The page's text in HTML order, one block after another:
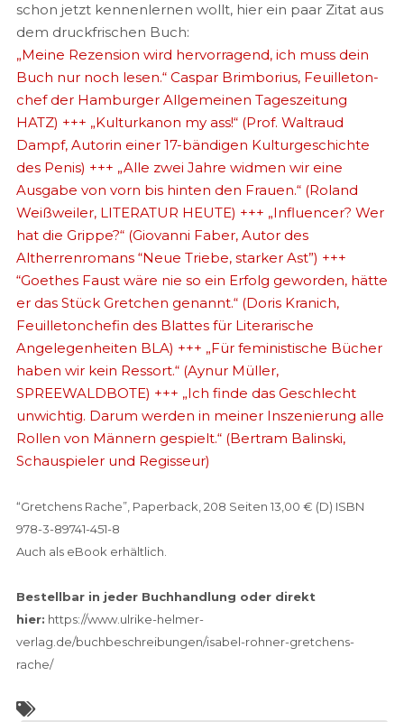
schon jetzt kennenlernen wollt, hier ein paar Zitat aus
dem druckfrischen Buch:
„Meine Rezension wird hervorragend, ich muss dein
Buch nur noch lesen.“ Caspar Brimborius, Feuilleton­
chef der Hamburger Allgemeinen Tageszeitung
HATZ) +++ „Kulturkanon my ass!“(Prof. Waltraud
Dampf, Autorin einer 17-bändigen Kulturgeschichte
des Penis) +++ „Alle zwei Jahre widmen wir eine
Ausgabe von vorn bis hinten den Frauen.“ (Roland
Weißweiler, LITERATUR HEUTE) +++ „Influencer? Wer
hat die Grippe?“ (Giovanni Faber, Autor des
Altherrenromans “Neue Triebe, starker Ast”) +++
“Goethes Faust wäre nie so ein Erfolg geworden, hätte
er das Stück Gretchen genannt.“ (Doris Kranich,
Feuilletonchefin des Blattes für Literarische
Angelegenheiten BLA) +++ „Für feministische Bücher
haben wir kein Ressort.“ (Aynur Müller,
SPREEWALDBOTE) +++ „Ich finde das Geschlecht
unwichtig. Darum werden in meiner Inszenierung alle
Rollen von Männern gespielt.“ (Bertram Balinski,
Schauspieler und Regisseur)
“Gretchens Rache”, Paperback, 208 Seiten 13,00 € (D) ISBN
978-3-89741-451-8
Auch als eBook erhältlich.
Bestellbar in jeder Buchhandlung oder direkt
hier: https://www.ulrike-helmer-
verlag.de/buchbeschreibungen/isabel-rohner-gretchens-
rache/